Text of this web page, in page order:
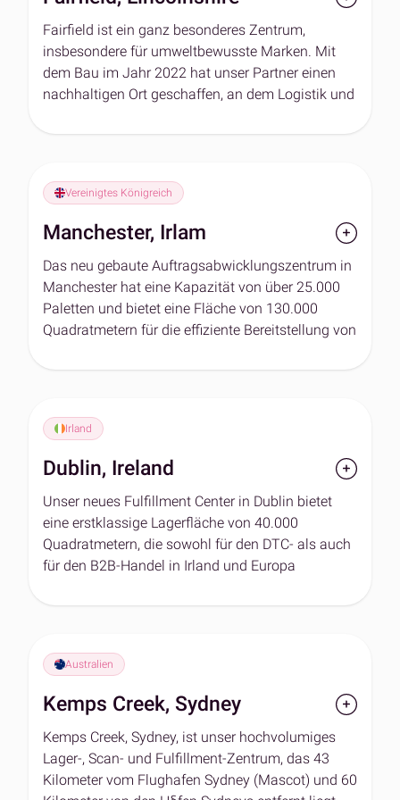
Beleuchtung und erneuerbare Energien zu
minimieren.
Martland Park ist leicht über die Autobahnen M6,
M58, M61 und M62 zu erreichen und verfügt über
Evri, Royal Mail und FedEx.
Fairfield ist ein ganz besonderes Zentrum,
insbesondere für umweltbewusste Marken. Mit
dem Bau im Jahr 2022 hat unser Partner einen
nachhaltigen Ort geschaffen, an dem Logistik und
bezaubernden Teichen bepflanzt. Zahlreiche
Gelände mit natürlichem Tageslicht und
reduzieren den Bedarf an künstlicher Beleuchtung.
Das Engagement für die Umwelt setzt sich in der
Luftheizung, der Nutzung erneuerbarer Energien
und der erstklassigen Isolierung für optimale
Vereinigtes Königreich
Manchester, Irlam
Das neu gebaute Auftragsabwicklungszentrum in
Manchester hat eine Kapazität von über 25.000
Paletten und bietet eine Fläche von 130.000
Quadratmetern für die effiziente Bereitstellung von
strategisch günstig in der Nähe der Autobahnen
schnellen Zugang zu den Super-Hubs in
Warrington für späte Cut-offs und Lieferungen am
nächsten Tag.
Der 24/7-Betrieb wurde so konzipiert, dass er die
höchsten Standards der DTC-Auftragsabwicklung
erfüllt, einschließlich des Seller Fulfilled Prime-
Programms von Amazon. Das Team in
Manchester weiß, wie wichtig der rechtzeitige
Eingang von Waren und der Versand von
Irland
Dublin, Ireland
Unser neues Fulfillment Center in Dublin bietet
eine erstklassige Lagerfläche von 40.000
Quadratmetern, die sowohl für den DTC- als auch
für den B2B-Handel in Irland und Europa
der Nähe des Dubliner Hafens (7 km) und des
für einen schnellen Versand und eine reibungslose
internationale Distribution. Mit fortschrittlicher
Technologie und fachkundigem Personal bietet
dieser Standort eine zuverlässige, effiziente
Auftragsabwicklung, die auf die Bedürfnisse von
Omnichannel-Marken zugeschnitten ist.
Australien
Kemps Creek, Sydney
Kemps Creek, Sydney, ist unser hochvolumiges
Lager-, Scan- und Fulfillment-Zentrum, das 43
Kilometer vom Flughafen Sydney (Mascot) und 60